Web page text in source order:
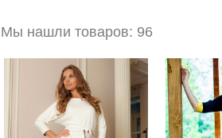
Мы нашли товаров: 96